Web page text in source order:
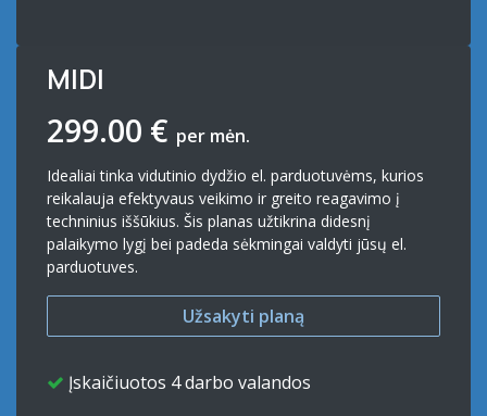
MIDI
299.00 € per mėn.
Idealiai tinka vidutinio dydžio el. parduotuvėms, kurios
reikalauja efektyvaus veikimo ir greito reagavimo į
techninius iššūkius. Šis planas užtikrina didesnį
palaikymo lygį bei padeda sėkmingai valdyti jūsų el.
parduotuves.
​Užs​​​akyti ​​​​planą
Įskaičiuotos 4 darbo valandos